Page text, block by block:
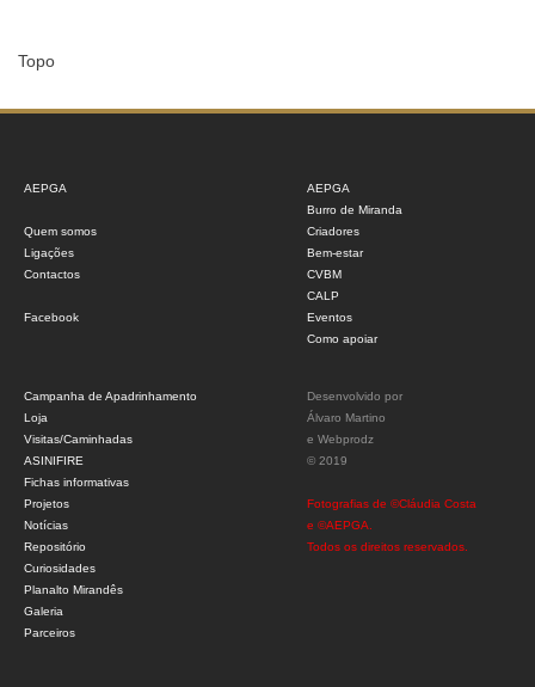
Topo
AEPGA
Quem somos
Ligações
Contactos
Facebook
AEPGA
Burro de Miranda
Criadores
Bem-estar
CVBM
CALP
Eventos
Como apoiar
Campanha de Apadrinhamento
Loja
Visitas/Caminhadas
ASINIFIRE
Fichas informativas
Projetos
Notícias
Repositório
Curiosidades
Planalto Mirandês
Galeria
Parceiros
Desenvolvido por
Álvaro Martino
e Webprodz
© 2019
Fotografias de ©Cláudia Costa
e ©AEPGA.
Todos os direitos reservados.